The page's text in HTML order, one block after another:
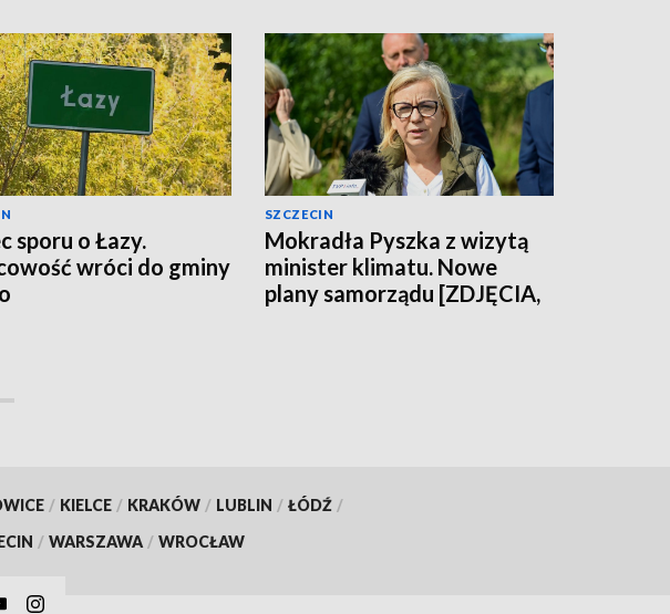
sporu o Łazy.
wróci do gminy
SZCZECIN
Mokradła Pyszka z wizytą
minister klimatu. Nowe
plany samorządu [ZDJĘCIA,
/ KIELCE / KRAKÓW / LUBLIN / ŁÓDŹ /
/ WARSZAWA / WROCŁAW